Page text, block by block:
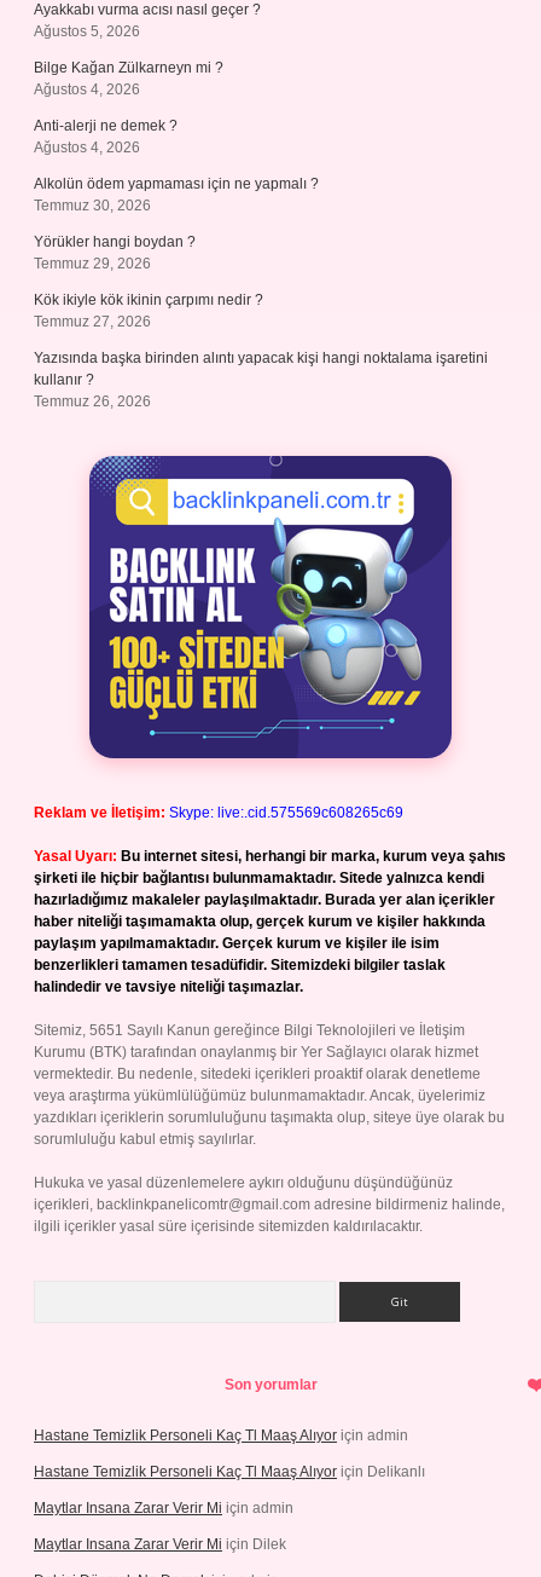
Ayakkabı vurma acısı nasıl geçer ?
Ağustos 5, 2026
Bilge Kağan Zülkarneyn mi ?
Ağustos 4, 2026
Anti-alerji ne demek ?
Ağustos 4, 2026
Alkolün ödem yapmaması için ne yapmalı ?
Temmuz 30, 2026
Yörükler hangi boydan ?
Temmuz 29, 2026
Kök ikiyle kök ikinin çarpımı nedir ?
Temmuz 27, 2026
Yazısında başka birinden alıntı yapacak kişi hangi noktalama işaretini
kullanır ?
Temmuz 26, 2026
Reklam ve İletişim: Skype: live:.cid.575569c608265c69
Yasal Uyarı: Bu internet sitesi, herhangi bir marka, kurum veya şahıs
şirketi ile hiçbir bağlantısı bulunmamaktadır. Sitede yalnızca kendi
hazırladığımız makaleler paylaşılmaktadır. Burada yer alan içerikler
haber niteliği taşımamakta olup, gerçek kurum ve kişiler hakkında
paylaşım yapılmamaktadır. Gerçek kurum ve kişiler ile isim
benzerlikleri tamamen tesadüfidir. Sitemizdeki bilgiler taslak
halindedir ve tavsiye niteliği taşımazlar.
Sitemiz, 5651 Sayılı Kanun gereğince Bilgi Teknolojileri ve İletişim
Kurumu (BTK) tarafından onaylanmış bir Yer Sağlayıcı olarak hizmet
vermektedir. Bu nedenle, sitedeki içerikleri proaktif olarak denetleme
veya araştırma yükümlülüğümüz bulunmamaktadır. Ancak, üyelerimiz
yazdıkları içeriklerin sorumluluğunu taşımakta olup, siteye üye olarak bu
sorumluluğu kabul etmiş sayılırlar.
Hukuka ve yasal düzenlemelere aykırı olduğunu düşündüğünüz
içerikleri, backlinkpanelicomtr@gmail.com adresine bildirmeniz halinde,
ilgili içerikler yasal süre içerisinde sitemizden kaldırılacaktır.
Son yorumlar
Hastane Temizlik Personeli Kaç Tl Maaş Alıyor için admin
Hastane Temizlik Personeli Kaç Tl Maaş Alıyor için Delikanlı
Maytlar Insana Zarar Verir Mi için admin
Maytlar Insana Zarar Verir Mi için Dilek